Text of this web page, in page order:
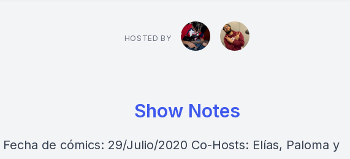
HOSTED BY
Show Notes
Fecha de cómics: 29/Julio/2020 Co-Hosts: Elías, Paloma y